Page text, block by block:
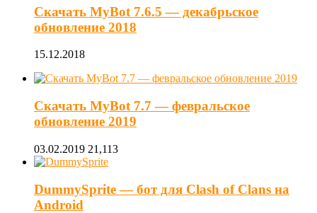
Скачать MyBot 7.6.5 — декабрьское
обновление 2018
15.12.2018
Скачать MyBot 7.7 — февральское
обновление 2019
03.02.2019 21,113
DummySprite — бот для Clash of Clans на
Android